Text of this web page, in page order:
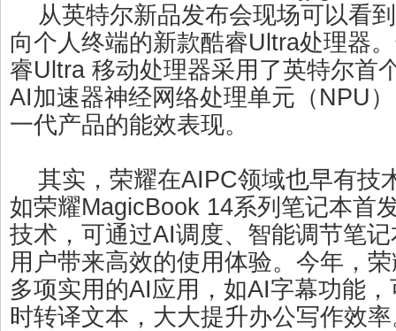
从英特尔新品发布会现场可以看
向个人终端的新款酷睿Ultra处理器
睿Ultra 移动处理器采用了英特尔首
AI加速器神经网络处理单元（NPU
一代产品的能效表现。
其实，荣耀在AIPC领域也早有技
如荣耀MagicBook 14系列笔记本首
技术，可通过AI调度、智能调节笔
用户带来高效的使用体验。今年，
多项实用的AI应用，如AI字幕功能
时转译文本，大大提升办公写作效